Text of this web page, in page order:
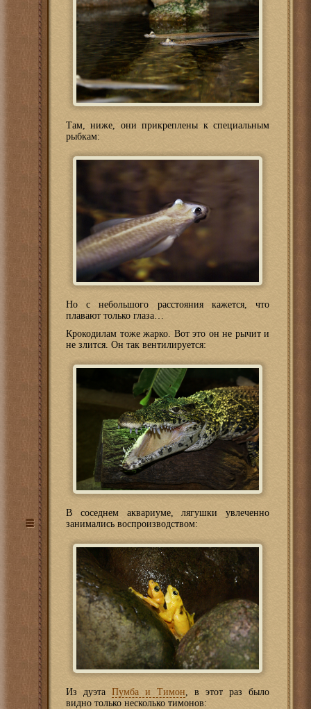
Там, ниже, они прикреплены к специальным
рыбкам:
Но с небольшого расстояния кажется, что
плавают только глаза…
Крокодилам тоже жарко. Вот это он не рычит и
не злится. Он так вентилируется:
В соседнем аквариуме, лягушки увлеченно
занимались воспроизводством:
Из дуэта Пумба и Тимон , в этот раз было
видно только несколько тимонов: